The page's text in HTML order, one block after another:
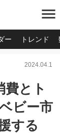
menu
ー トレンド
2024.04.1
費とト
ビー市
する